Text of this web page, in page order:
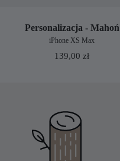
Personalizacja - Mahoń
iPhone XS Max
139,00zł